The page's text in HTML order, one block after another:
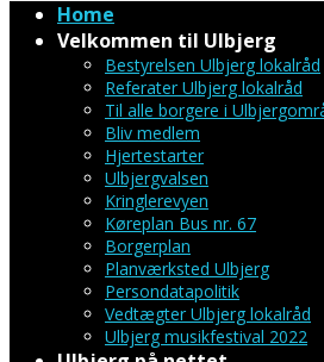
Home
Velkommen til Ulbjerg
Bestyrelsen Ulbjerg lokalråd
Referater Ulbjerg lokalråd
Til alle borgere i
Bliv medlem
Hjertestarter
Ulbjergvalsen
Kringlerevyen
Køreplan Bus nr. 67
Borgerplan
Planværksted Ulbjerg
Persondatapolitik
Vedtægter Ulbjerg lokalråd
Ulbjerg musikfestival 2022